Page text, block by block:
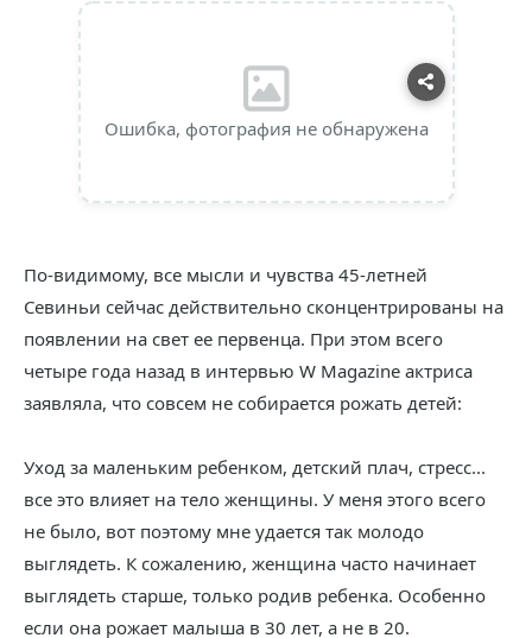
Ошибка, фотография не обнаружена
По-видимому, все мысли и чувства 45-летней
Севиньи сейчас действительно сконцентрированы на
появлении на свет ее первенца. При этом всего
четыре года назад в интервью W Magazine актриса
заявляла, что совсем не собирается рожать детей:
Уход за маленьким ребенком, детский плач, стресс...
все это влияет на тело женщины. У меня этого всего
не было, вот поэтому мне удается так молодо
выглядеть. К сожалению, женщина часто начинает
выглядеть старше, только родив ребенка. Особенно
если она рожает малыша в 30 лет, а не в 20.